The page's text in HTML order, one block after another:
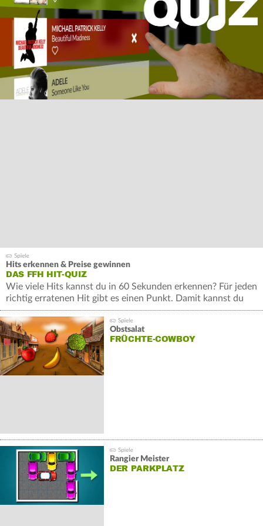
Hits erkennen & Preise gewinnen
DAS FFH HIT-QUIZ
Wie viele Hits kannst du in 60 Sekunden erkennen? Für jeden
richtig erratenen Hit gibt es einen Punkt. Damit kannst du
wertvolle Preise gewinnen.
Obstsalat
FRÜCHTE-COWBOY
Rangier Meister
DER PARKPLATZ